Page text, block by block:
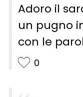
Adoro il
un pugno
con le
0